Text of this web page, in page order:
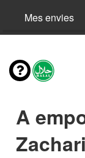
Mes envies
A